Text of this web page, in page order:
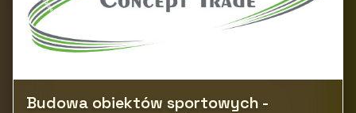
Budowa obiektów sportowych -